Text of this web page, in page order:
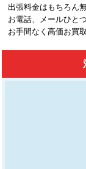
出張料金はもちろん
お電話、メールひと
お手間なく高価お買